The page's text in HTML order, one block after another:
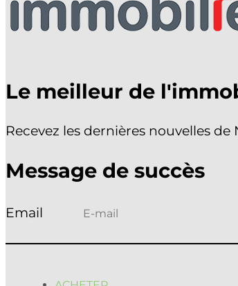
APPELEZ-NOUS ! 021 903 33 18
VENDRE
ESTIMER
PROMOTIONS
Sélectionner une page
Le meilleur de
Recevez les dernières nouvelles de
Message de succès